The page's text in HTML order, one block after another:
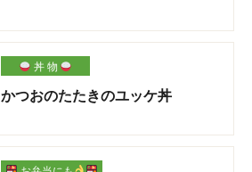
丼 物
かつおのたたきのユッケ丼